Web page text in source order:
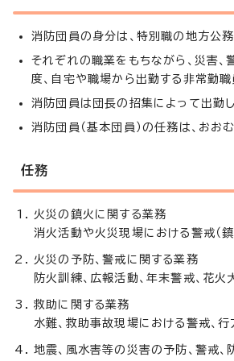
消防団員の身分は、特別職の地方公務
それぞれの職業をもちながら、災害、
度、自宅や職場から出勤する非常勤職
消防団員は団長の招集によって出勤し
消防団員（基本団員）の任務は、おお
任務
火災の鎮火に関する業務
消火活動や火災現場における警戒（
火災の予防、警戒に関する業務
防火訓練、広報活動、年末警戒、花火
救助に関する業務
水難、救助事故現場における警戒、
地震、風水害等の災害の予防、警戒